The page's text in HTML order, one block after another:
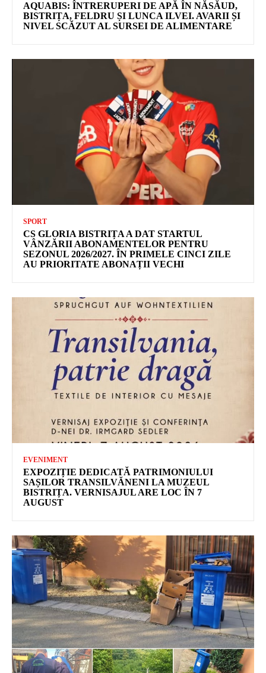
AQUABIS: ÎNTRERUPERI DE APĂ ÎN NĂSĂUD,
BISTRIȚA, FELDRU ȘI LUNCA ILVEI. AVARII ȘI
NIVEL SCĂZUT AL SURSEI DE ALIMENTARE
SPORT
CS GLORIA BISTRIȚA A DAT STARTUL
VÂNZĂRII ABONAMENTELOR PENTRU
SEZONUL 2026/2027. ÎN PRIMELE CINCI ZILE
AU PRIORITATE ABONAȚII VECHI
EVENIMENT
EXPOZIȚIE DEDICATĂ PATRIMONIULUI
SAȘILOR TRANSILVĂNENI LA MUZEUL
BISTRIȚA. VERNISAJUL ARE LOC ÎN 7
AUGUST